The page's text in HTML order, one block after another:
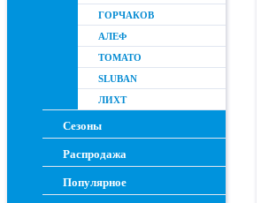
ГОРЧАКОВ
АЛЕФ
ТОМАТО
SLUBAN
ЛИХТ
Сезоны
Распродажа
Популярное